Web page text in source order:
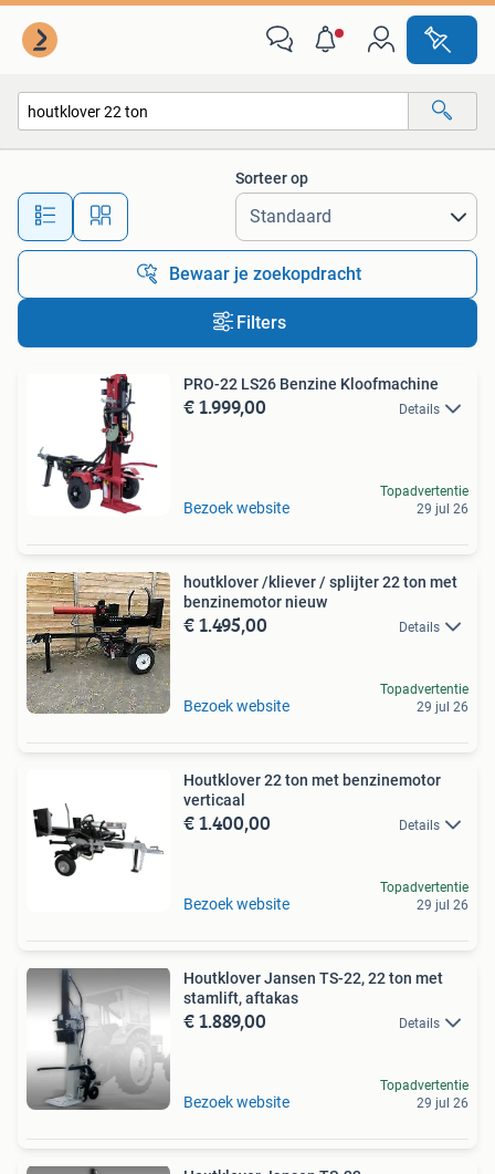
Alle afstanden…
Sorteer op
Bewaar je zoekopdracht
Filters
PRO-22 LS26 Benzine Kloofmachine
€ 1.999,00 Details
Bezoek website
Topadvertentie
29 jul 26
houtklover /kliever / splijter 22 ton met
benzinemotor nieuw
€ 1.495,00 Details
Bezoek website
Topadvertentie
29 jul 26
Houtklover 22 ton met benzinemotor
verticaal
€ 1.400,00 Details
Bezoek website
Topadvertentie
29 jul 26
Houtklover Jansen TS-22, 22 ton met
stamlift, aftakas
€ 1.889,00 Details
Bezoek website
Topadvertentie
29 jul 26